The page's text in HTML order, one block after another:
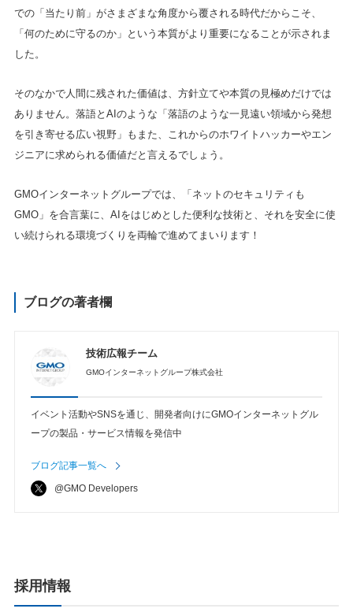
での「当たり前」がさまざまな角度から覆される時代だからこそ、
「何のために守るのか」という本質がより重要になることが示されま
した。
そのなかで人間に残された価値は、方針立てや本質の見極めだけでは
ありません。落語とAIのような「落語のような一見遠い領域から発想
を引き寄せる広い視野」もまた、これからのホワイトハッカーやエン
ジニアに求められる価値だと言えるでしょう。
GMOインターネットグループでは、「ネットのセキュリティも
GMO」を合言葉に、AIをはじめとした便利な技術と、それを安全に使
い続けられる環境づくりを両輪で進めてまいります！
ブログの著者欄
技術広報チーム
GMOインターネットグループ株式会社
イベント活動やSNSを通じ、開発者向けにGMOインターネットグル
ープの製品・サービス情報を発信中
ブログ記事一覧へ
@GMO Developers
採用情報